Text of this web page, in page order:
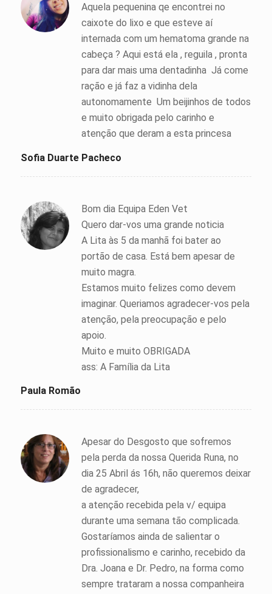
Aquela pequenina qe encontrei no
caixote do lixo e que esteve aí
internada com um hematoma grande na
cabeça ? Aqui está ela , reguila , pronta
para dar mais uma dentadinha Já come
ração e já faz a vidinha dela
autonomamente Um beijinhos de todos
e muito obrigada pelo carinho e
atenção que deram a esta princesa
Sofia Duarte Pacheco
Bom dia Equipa Eden Vet
Quero dar-vos uma grande noticia
A Lita às 5 da manhã foi bater ao
portão de casa. Está bem apesar de
muito magra.
Estamos muito felizes como devem
imaginar. Queriamos agradecer-vos pela
atenção, pela preocupação e pelo
apoio.
Muito e muito OBRIGADA
ass: A Família da Lita
Paula Romão
Apesar do Desgosto que sofremos
pela perda da nossa Querida Runa, no
dia 25 Abril ás 16h, não queremos deixar
de agradecer,
a atenção recebida pela v/ equipa
durante uma semana tão complicada.
Gostaríamos ainda de salientar o
profissionalismo e carinho, recebido da
Dra. Joana e Dr. Pedro, na forma como
sempre trataram a nossa companheira